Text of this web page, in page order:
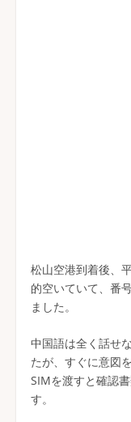
松山空港到着後、
的空いていて、番
ました。
中国語は全く話せ
たが、すぐに意図
SIMを渡すと確認
す。